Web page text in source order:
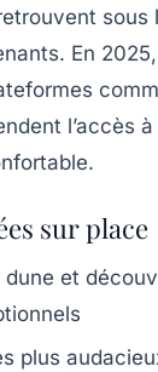
sous
En
l’accès
sur place
dune et
plus